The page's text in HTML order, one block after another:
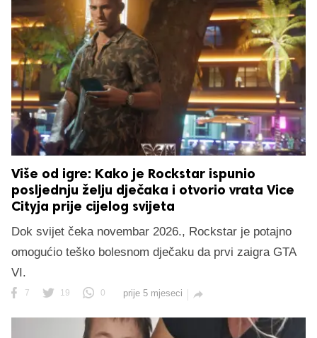
Više od igre: Kako je Rockstar ispunio
posljednju želju dječaka i otvorio vrata Vice
Cityja prije cijelog svijeta
Dok svijet čeka novembar 2026., Rockstar je potajno
omogućio teško bolesnom dječaku da prvi zaigra GTA
VI.
7 19 0 prije 5 mjeseci 